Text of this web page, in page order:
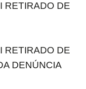
RETIRADO DE
RETIRADO DE
DENÚNCIA